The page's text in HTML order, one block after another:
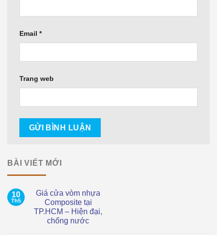
BÀI VIẾT MỚI
10
Th5
Giá cửa vòm nhựa
Composite tại
TP.HCM – Hiện đại,
chống nước
Email *
Trang web